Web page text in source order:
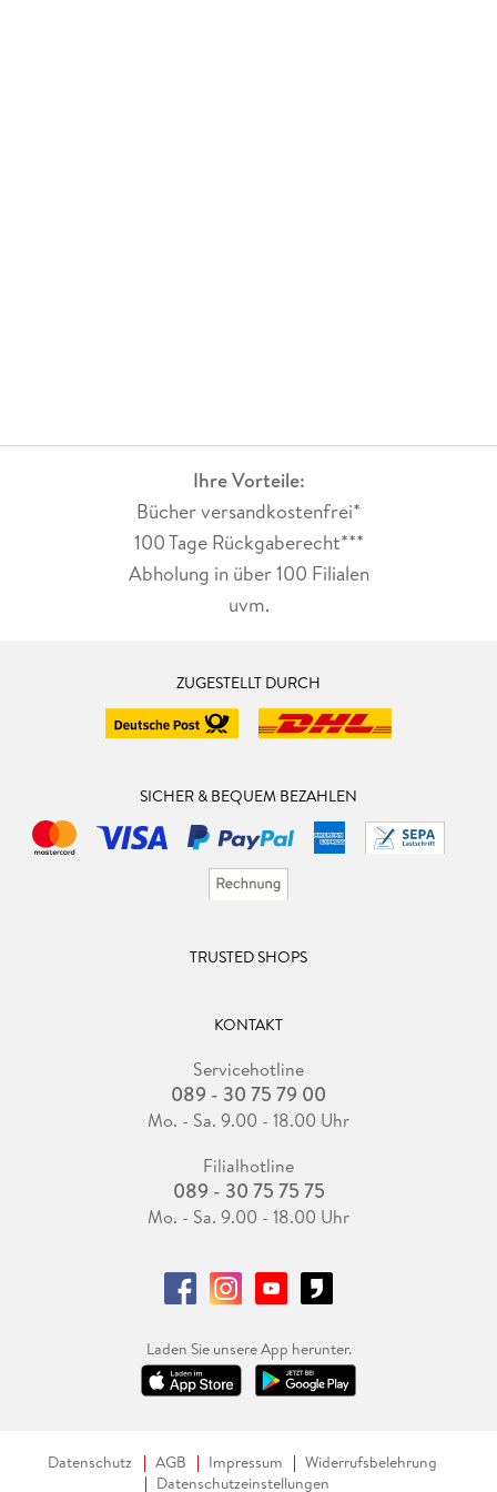
Ihre Vorteile:
Bücher versandkostenfrei*
100 Tage Rückgaberecht***
Abholung in über 100 Filialen
uvm.
ZUGESTELLT DURCH
SICHER & BEQUEM BEZAHLEN
TRUSTED SHOPS
KONTAKT
Servicehotline
089 - 30 75 79 00
Mo. - Sa. 9.00 - 18.00 Uhr
Filialhotline
089 - 30 75 75 75
Mo. - Sa. 9.00 - 18.00 Uhr
Laden Sie unsere App herunter.
Datenschutz AGB Impressum
Widerrufsbelehrung
Datenschutzeinstellungen